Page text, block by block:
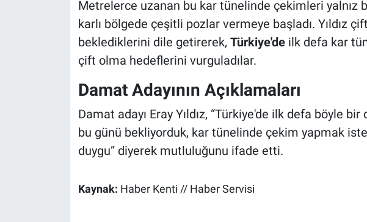
Metrelerce uzanan bu kar tünelinde çekimleri yalnız
karlı bölgede çeşitli pozlar vermeye başladı. Yıldız
beklediklerini dile getirerek, Türkiye'deilk defa kar
çift olma hedeflerini vurguladılar.
Damat Adayının Açıklamaları
Damat adayı Eray Yıldız, “Türkiye'de ilk defa böyle bir
bu günü bekliyorduk, kar tünelinde çekim yapmak
duygu” diyerek mutluluğunu ifade etti.
Kaynak: Haber Kenti // Haber Servisi